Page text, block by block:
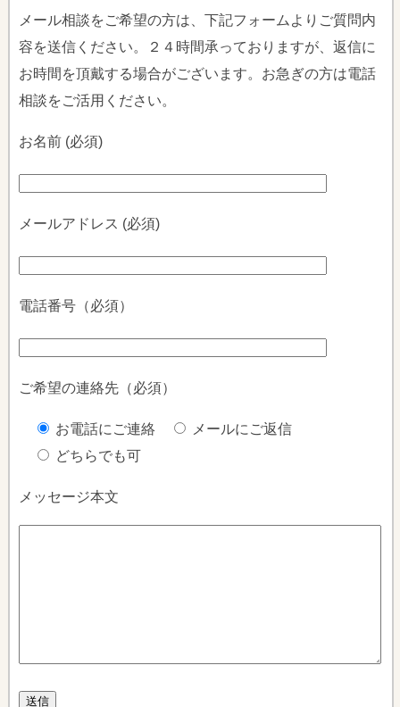
メール相談をご希望の方は、下記フォームよりご質問内
容を送信ください。２４時間承っておりますが、返信に
お時間を頂戴する場合がございます。お急ぎの方は電話
相談をご活用ください。
お名前 (必須)
メールアドレス (必須)
電話番号（必須）
ご希望の連絡先（必須）
お電話にご連絡
メールにご返信
どちらでも可
メッセージ本文